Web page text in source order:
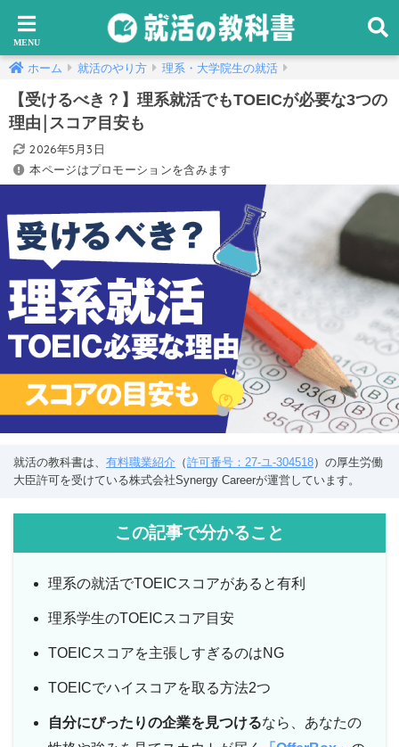
ホーム 就活のやり方 理系・大学院生の就活
【受けるべき？】理系就活でもTOEICが必要な3つの
理由￨スコア目安も
2026年5月3日
本ページはプロモーションを含みます
就活の教科書は、 有料職業紹介 （許可番号：27-ユ-304518）の厚生労働
大臣許可を受けている株式会社Synergy Careerが運営しています。
この記事で分かること
理系の就活でTOEICスコアがあると有利
理系学生のTOEICスコア目安
TOEICスコアを主張しすぎるのはNG
TOEICでハイスコアを取る方法2つ
自分にぴったりの企業を見つけるなら、あなたの